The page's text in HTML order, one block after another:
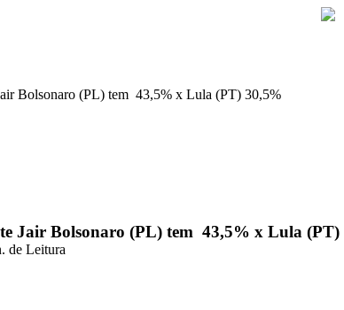
Bolsonaro (PL) tem 43,5% x Lula (PT) 30,5%
Jair Bolsonaro (PL) tem 43,5% x Lula (PT)
de Leitura